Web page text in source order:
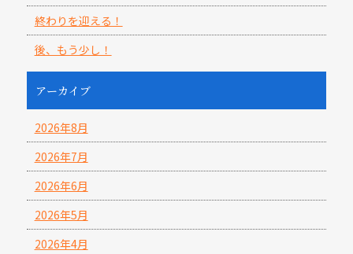
終わりを迎える！
後、もう少し！
アーカイブ
2026年8月
2026年7月
2026年6月
2026年5月
2026年4月